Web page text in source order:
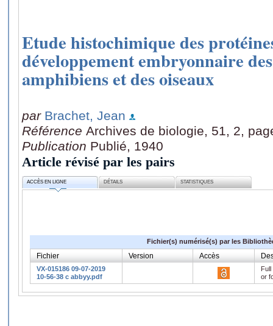
Etude histochimique des
développement embryonnaire
amphibiens et des oiseaux
par Brachet, Jean
Référence Archives de biologie, 51, 2,
Publication Publié, 1940
Article révisé par les pairs
ACCÈS EN LIGNE DÉTAILS STATISTIQUES
Fichier(s) numérisé(s) par les
Fichier Version Accès
VX-015186 09-07-2019
10-56-38 c abbyy.pdf
or